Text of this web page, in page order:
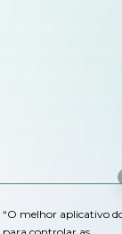
“O melhor aplicativo